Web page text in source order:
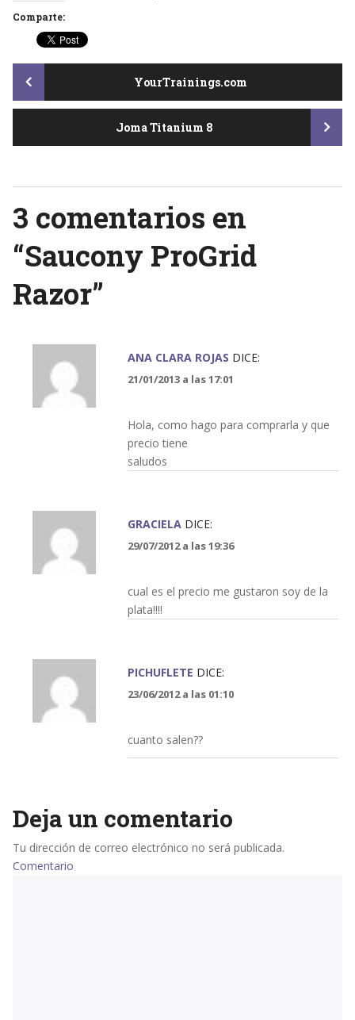
Comparte:
Post
navigation
YourTrainings.com
Joma Titanium 8
3 comentarios en
“Saucony ProGrid
Razor”
ANA CLARA ROJAS DICE:
21/01/2013 a las 17:01
Hola, como hago para comprarla y que
precio tiene
saludos
GRACIELA DICE:
29/07/2012 a las 19:36
cual es el precio me gustaron soy de la
plata!!!!
PICHUFLETE DICE:
23/06/2012 a las 01:10
cuanto salen??
Deja un comentario
Tu dirección de correo electrónico no será publicada.
Comentario